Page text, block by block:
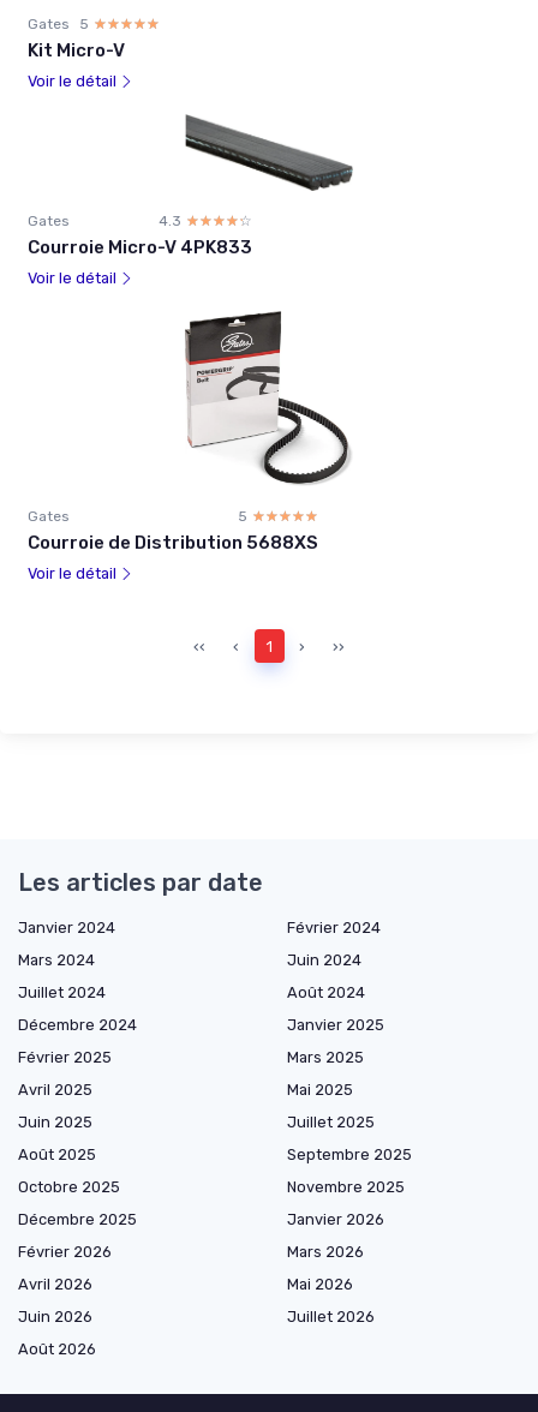
Gates 5 ☆☆☆☆☆
★★★★★
Kit Micro-V
Voir le détail
Gates 4.3 ☆☆☆☆☆
★★★★★
Courroie Micro-V 4PK833
Voir le détail
Gates 5 ☆☆☆☆☆
★★★★★
Courroie de Distribution 5688XS
Voir le détail
‹‹ ‹ 1 › ››
Les articles par date
Janvier 2024
Février 2024
Mars 2024
Juin 2024
Juillet 2024
Août 2024
Décembre 2024
Janvier 2025
Février 2025
Mars 2025
Avril 2025
Mai 2025
Juin 2025
Juillet 2025
Août 2025
Septembre 2025
Octobre 2025
Novembre 2025
Décembre 2025
Janvier 2026
Février 2026
Mars 2026
Avril 2026
Mai 2026
Juin 2026
Juillet 2026
Août 2026